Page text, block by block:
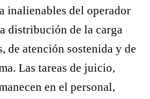
inalienables del operador
distribución de la carga
de atención sostenida y de
Las tareas de juicio,
en el personal,